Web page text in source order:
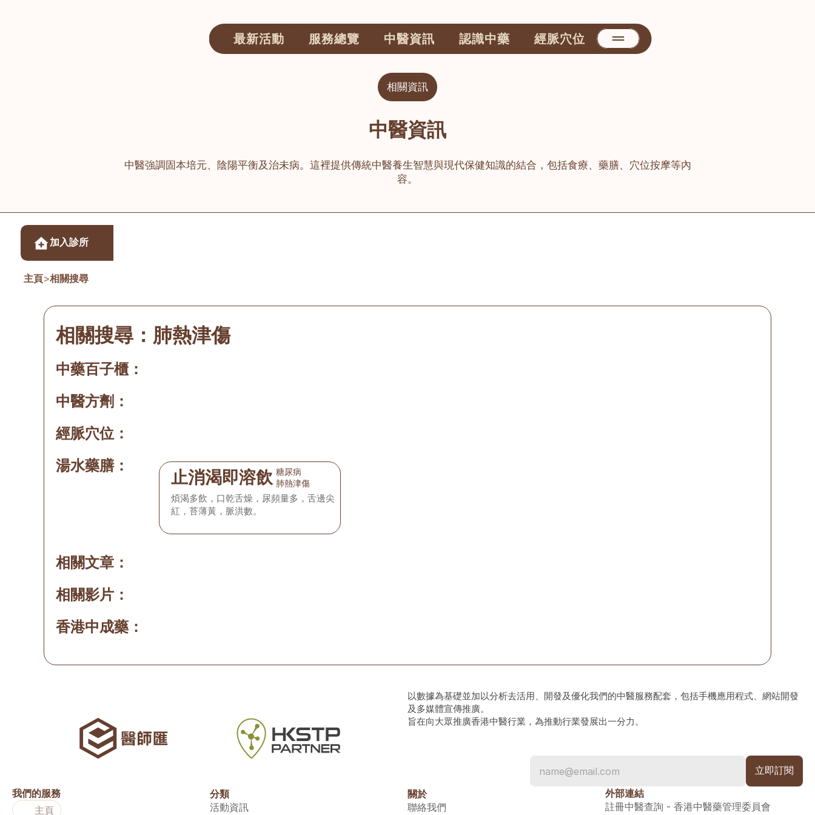
最新活動 服務總覽 中醫資訊 認識中藥 經脈穴位
相關資訊
中醫資訊
中醫強調固本培元、陰陽平衡及治未病。這裡提供傳統中醫養生智慧與現代保健知識的結合，包括食療、藥膳、穴位按摩等內
容。
加入診所
主頁>相關搜尋
相關搜尋： 肺熱津傷
中藥百子櫃：
中醫方劑：
經脈穴位：
湯水藥膳：
止消渴即溶飲 糖尿病
肺熱津傷
煩渴多飲，口乾舌燥，尿頻量多，舌邊尖
紅，苔薄黃，脈洪數。
相關文章：
相關影片：
香港中成藥：
以數據為基礎並加以分析去活用、開發及優化我們的中醫服務配套，包括手機應用程式、網站開發
及多媒體宣傳推廣。
旨在向大眾推廣香港中醫行業，為推動行業發展出一分力。
我們的服務
主頁
分類
活動資訊
關於
聯絡我們
外部連結
註冊中醫查詢 - 香港中醫藥管理委員會